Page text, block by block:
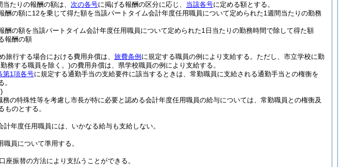
たりの報酬の額は、 次の各号に掲げる報酬の区分に応じ、 当該各号に定める額とする。
酬の額に12を乗じて得た額を当該パートタイム会計年度任用職員について定められた1週間当たりの勤務
酬の額を当該パートタイム会計年度任用職員について定められた1日当たりの勤務時間で除して得た額
報酬の額
行する場合における費用弁償は、 旅費条例 に規定する職員の例により支給する。 ただし、市立学校に勤
務する職員を除く。)の費用弁償は、県学校職員の例により支給する。
第1項各号に規定する通勤手当の支給要件に該当するときは、常勤職員に支給される通勤手当との権衡を
務の特殊性等を考慮し市長が特に必要と認める会計年度任用職員の給与については、常勤職員との権衡及
のとする。
年度任用職員には、いかなる給与も支給しない。
員について準用する。
振替の方法により支払うことができる。